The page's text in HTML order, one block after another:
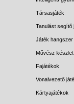
Társasjáték
Tanulást segítő
Játék hangszer
Művész készlet
Fajátékok
Vonalvezető
Kártyajátékok